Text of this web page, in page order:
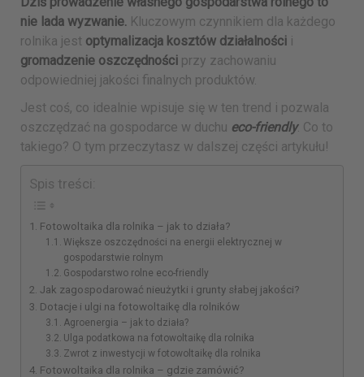
nie lada wyzwanie. Kluczowym czynnikiem dla każdego
rolnika jest optymalizacja kosztów działalności i
gromadzenie oszczędności przy zachowaniu
odpowiedniej jakości finalnych produktów.
Jest coś, co idealnie wpisuje się w ten trend i pozwala
oszczędzać na gospodarce w duchu eco-friendly. Co to
takiego? O tym przeczytasz w dalszej części artykułu!
Spis treści:
Fotowoltaika dla rolnika – jak to działa?
Większe oszczędności na energii elektrycznej w
gospodarstwie rolnym
Gospodarstwo rolne eco-friendly
Jak zagospodarować nieużytki i grunty słabej jakości?
Dotacje i ulgi na fotowoltaikę dla rolników
Agroenergia – jak to działa?
Ulga podatkowa na fotowoltaikę dla rolnika
Zwrot z inwestycji w fotowoltaikę dla rolnika
Fotowoltaika dla rolnika – gdzie zamówić?